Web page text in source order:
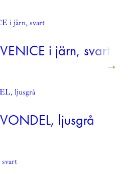
i järn, svart
ljusgrå